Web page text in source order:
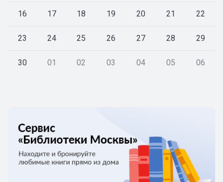
16 17 18 19 20 21 22
23 24 25 26 27 28 29
30 01 02 03 04 05 06